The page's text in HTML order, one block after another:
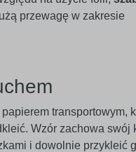
przewagę w zakresie
papierem transportowym,
Wzór zachowa swój
i dowolnie przykleić